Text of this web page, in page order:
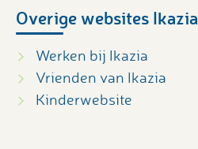
Overige websites Ikazia
Werken bij Ikazia
Vrienden van Ikazia
Kinderwebsite